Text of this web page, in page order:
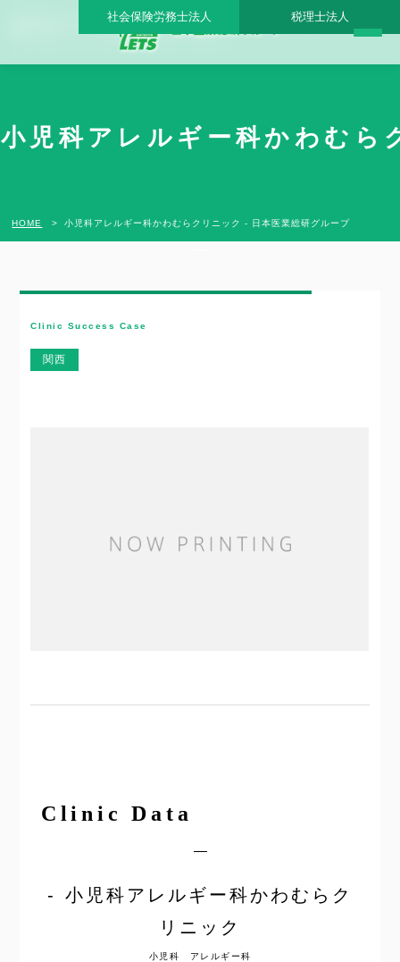
小児科アレルギー科かわむらクリニック - 日本医業総研グループ |日本医業総研｜医院
社会保険労務士法人 税理士法人
小児科アレルギー科かわむら
HOME 小児科アレルギー科かわむらクリニック - 日本医業総研グループ
Clinic Success Case
関西
Clinic Data
小児科アレルギー科かわむらク
リニック
小児科 アレルギー科